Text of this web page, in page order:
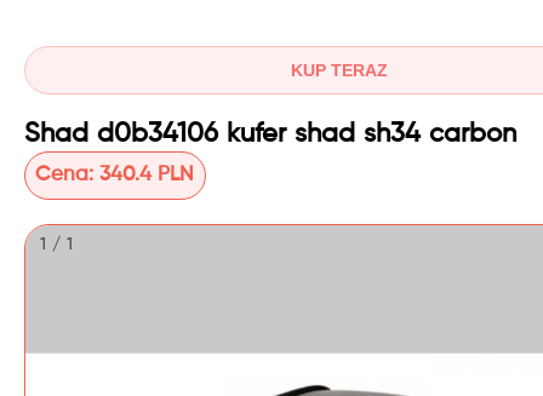
KUP TERAZ
Shad d0b34106 kufer shad sh34 carbon
Cena:340.4 PLN
1 / 1